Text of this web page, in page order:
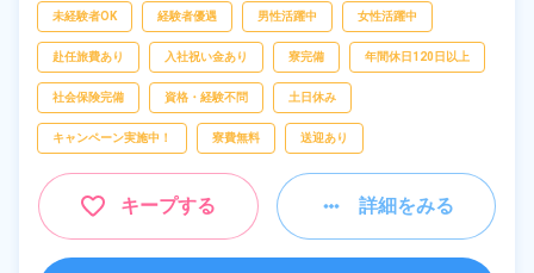
未経験者OK 経験者優遇 男性活躍中 女性活躍中
赴任旅費あり 入社祝い金あり 寮完備 年間休日120日以上
社会保険完備 資格・経験不問 土日休み
キャンペーン実施中！ 寮費無料 送迎あり
キープする 詳細をみる